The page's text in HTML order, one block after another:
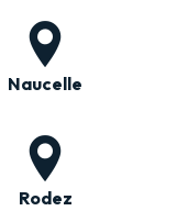
Naucelle
Rodez